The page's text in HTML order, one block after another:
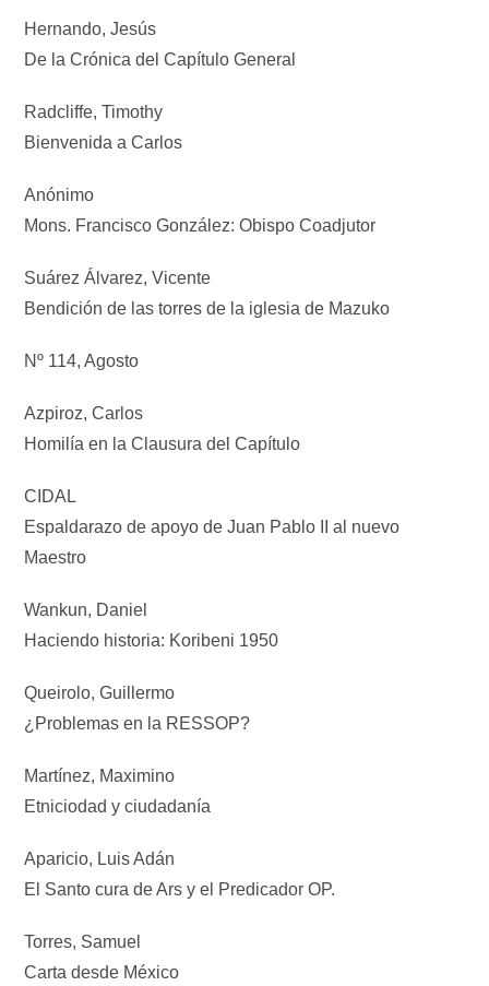
Hernando, Jesús
De la Crónica del Capítulo General
Radcliffe, Timothy
Bienvenida a Carlos
Anónimo
Mons. Francisco González: Obispo Coadjutor
Suárez Álvarez, Vicente
Bendición de las torres de la iglesia de Mazuko
Nº 114, Agosto
Azpiroz, Carlos
Homilía en la Clausura del Capítulo
CIDAL
Espaldarazo de apoyo de Juan Pablo II al nuevo
Maestro
Wankun, Daniel
Haciendo historia: Koribeni 1950
Queirolo, Guillermo
¿Problemas en la RESSOP?
Martínez, Maximino
Etniciodad y ciudadanía
Aparicio, Luis Adán
El Santo cura de Ars y el Predicador OP.
Torres, Samuel
Carta desde México